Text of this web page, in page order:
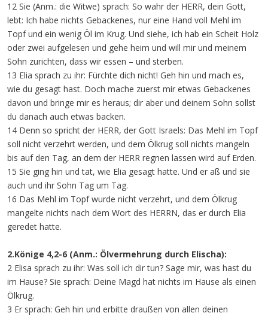
12 Sie (Anm.: die Witwe) sprach: So wahr der HERR, dein Gott,
lebt: Ich habe nichts Gebackenes, nur eine Hand voll Mehl im
Topf und ein wenig Öl im Krug. Und siehe, ich hab ein Scheit Holz
oder zwei aufgelesen und gehe heim und will mir und meinem
Sohn zurichten, dass wir essen – und sterben.
13 Elia sprach zu ihr: Fürchte dich nicht! Geh hin und mach es,
wie du gesagt hast. Doch mache zuerst mir etwas Gebackenes
davon und bringe mir es heraus; dir aber und deinem Sohn sollst
du danach auch etwas backen.
14 Denn so spricht der HERR, der Gott Israels: Das Mehl im Topf
soll nicht verzehrt werden, und dem Ölkrug soll nichts mangeln
bis auf den Tag, an dem der HERR regnen lassen wird auf Erden.
15 Sie ging hin und tat, wie Elia gesagt hatte. Und er aß und sie
auch und ihr Sohn Tag um Tag.
16 Das Mehl im Topf wurde nicht verzehrt, und dem Ölkrug
mangelte nichts nach dem Wort des HERRN, das er durch Elia
geredet hatte.
2.Könige 4,2-6 (Anm.: Ölvermehrung durch Elischa):
2 Elisa sprach zu ihr: Was soll ich dir tun? Sage mir, was hast du
im Hause? Sie sprach: Deine Magd hat nichts im Hause als einen
Ölkrug.
3 Er sprach: Geh hin und erbitte draußen von allen deinen